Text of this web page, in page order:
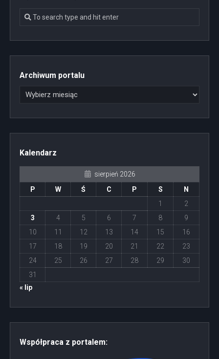
Archiwum portalu
Kalendarz
sierpień 2026
P
W Ś C P S
N
1
2
3
4 5 6 7 8
9
10
11 12 13 14 15
16
17
18 19 20 21 22
23
24
25 26 27 28 29
30
31
« lip
Współpraca z portalem: